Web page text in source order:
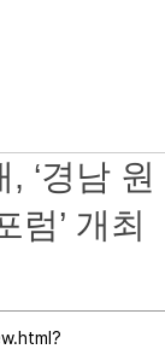
‘경남 원
럼’ 개최